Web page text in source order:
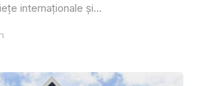
internaționale și...